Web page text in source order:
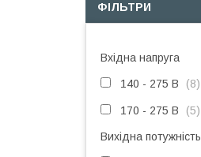
ФІЛЬТРИ
Вхідна напруга
140 - 275 В 8
170 - 275 В 5
Вихідна потужність